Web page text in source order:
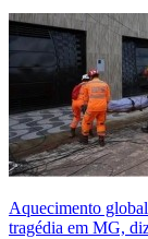
Aquecimento
tragédia em MG,